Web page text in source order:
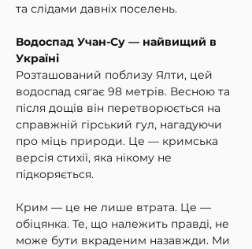
та слідами давніх поселень.
Водоспад Учан-Су — найвищий в
Україні
Розташований поблизу Ялти, цей
водоспад сягає 98 метрів. Весною та
після дощів він перетворюється на
справжній гірський гул, нагадуючи
про міць природи. Це — кримська
версія стихії, яка нікому не
підкоряється.
Крим — це не лише втрата. Це —
обіцянка. Те, що належить правді, не
може бути вкраденим назавжди. Ми